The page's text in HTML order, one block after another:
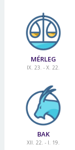
MÉRLEG
IX. 23. - X. 22.
BAK
XII. 22. - I. 19.